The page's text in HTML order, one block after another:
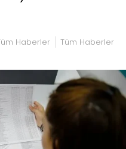
Haberler Tüm Haberler